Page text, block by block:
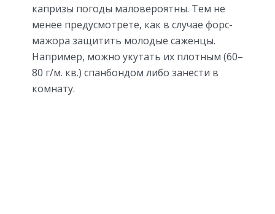
капризы погоды маловероятны. Тем не
менее предусмотрете, как в случае форс-
мажора защитить молодые саженцы.
Например, можно укутать их плотным (60–
80 г/м. кв.) спанбондом либо занести в
комнату.